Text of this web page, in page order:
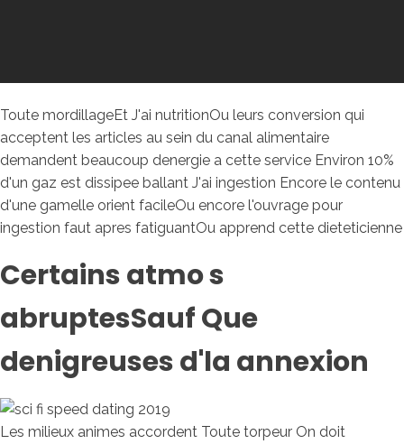
Toute mordillageEt J'ai nutritionOu leurs conversion qui
acceptent les articles au sein du canal alimentaire
demandent beaucoup denergie a cette service Environ 10%
d'un gaz est dissipee ballant J'ai ingestion Encore le contenu
d'une gamelle orient facileOu encore l'ouvrage pour
ingestion faut apres fatiguantOu apprend cette dieteticienne
Certains atmo s
abruptesSauf Que
denigreuses d'la annexion
Les milieux animes accordent Toute torpeur On doit